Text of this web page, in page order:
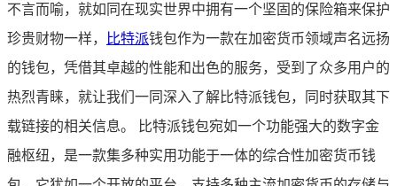
不言而喻，就如同在现实世界中拥有一个坚固的保险箱来保护
珍贵财物一样，
比特派钱包作为一款在加密货币领域声名远扬
的钱包，凭借其卓越的性能和出色的服务，受到了众多用户的
热烈青睐，就让我们一同深入了解比特派钱包，同时获取其下
载链接的相关信息。 比特派钱包宛如一个功能强大的数字金
融枢纽，是一款集多种实用功能于一体的综合性加密货币钱